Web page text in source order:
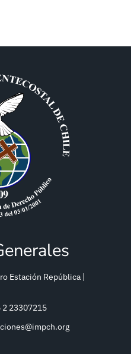
Estación República |
2 23307215